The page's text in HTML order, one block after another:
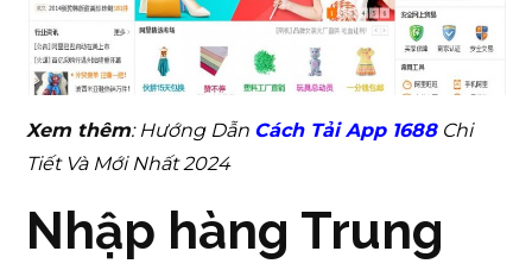
Xem thêm: Hướng Dẫn Cách Tải App 1688Chi
Tiết Và Mới Nhất 2024
Nhập hàng Trung